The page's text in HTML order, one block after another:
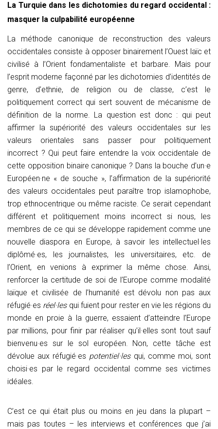
La Turquie dans les dichotomies du regard occidental :
masquer la culpabilité européenne
La méthode canonique de reconstruction des valeurs
occidentales consiste à opposer binairement l’Ouest laïc et
civilisé à l’Orient fondamentaliste et barbare. Mais pour
l’esprit moderne façonné par les dichotomies d’identités de
genre, d’ethnie, de religion ou de classe, c’est le
politiquement correct qui sert souvent de mécanisme de
définition de la norme. La question est donc : qui peut
affirmer la supériorité des valeurs occidentales sur les
valeurs orientales sans passer pour politiquement
incorrect ? Qui peut faire entendre la voix occidentale de
cette opposition binaire canonique ? Dans la bouche d’un·e
Européen·ne « de souche », l’affirmation de la supériorité
des valeurs occidentales peut paraître trop islamophobe,
trop ethnocentrique ou même raciste. Ce serait cependant
différent et politiquement moins incorrect si nous, les
membres de ce qui se développe rapidement comme une
nouvelle diaspora en Europe, à savoir les intellectuel·les
diplômé·es, les journalistes, les universitaires, etc. de
l’Orient, en venions à exprimer la même chose. Ainsi,
renforcer la certitude de soi de l’Europe comme modalité
laïque et civilisée de l’humanité est dévolu non pas aux
réfugié·es réel·lesqui fuient pour rester en vie les régions du
monde en proie à la guerre, essaient d’atteindre l’Europe
par millions, pour finir par réaliser qu’il·elles sont tout sauf
bienvenu·es sur le sol européen. Non, cette tâche est
dévolue aux réfugié·es potentiel·lesqui, comme moi, sont
choisi·es par le regard occidental comme ses victimes
idéales.
C’est ce qui était plus ou moins en jeu dans la plupart –
mais pas toutes – les interviews et conférences que j’ai